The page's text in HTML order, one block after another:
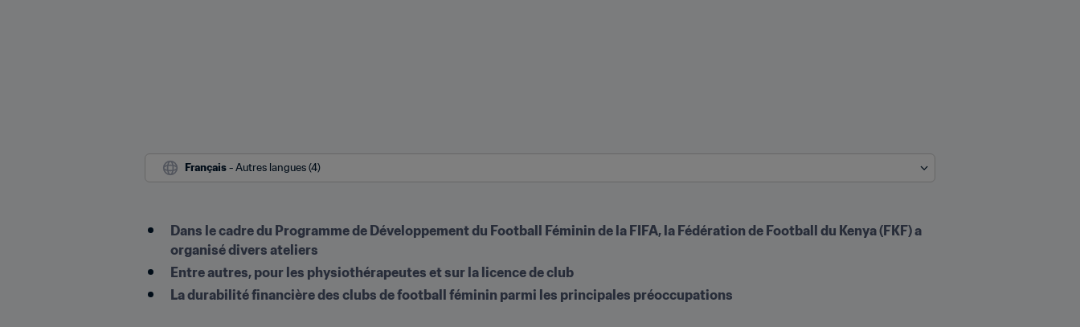
Français - Autres langues (4)
Dans le cadre du Programme de Développement du Football Féminin de la FIFA, la Fédération de Football du Kenya (FKF) a
organisé divers ateliers
Entre autres, pour les physiothérapeutes et sur la licence de club
La durabilité financière des clubs de football féminin parmi les principales préoccupations